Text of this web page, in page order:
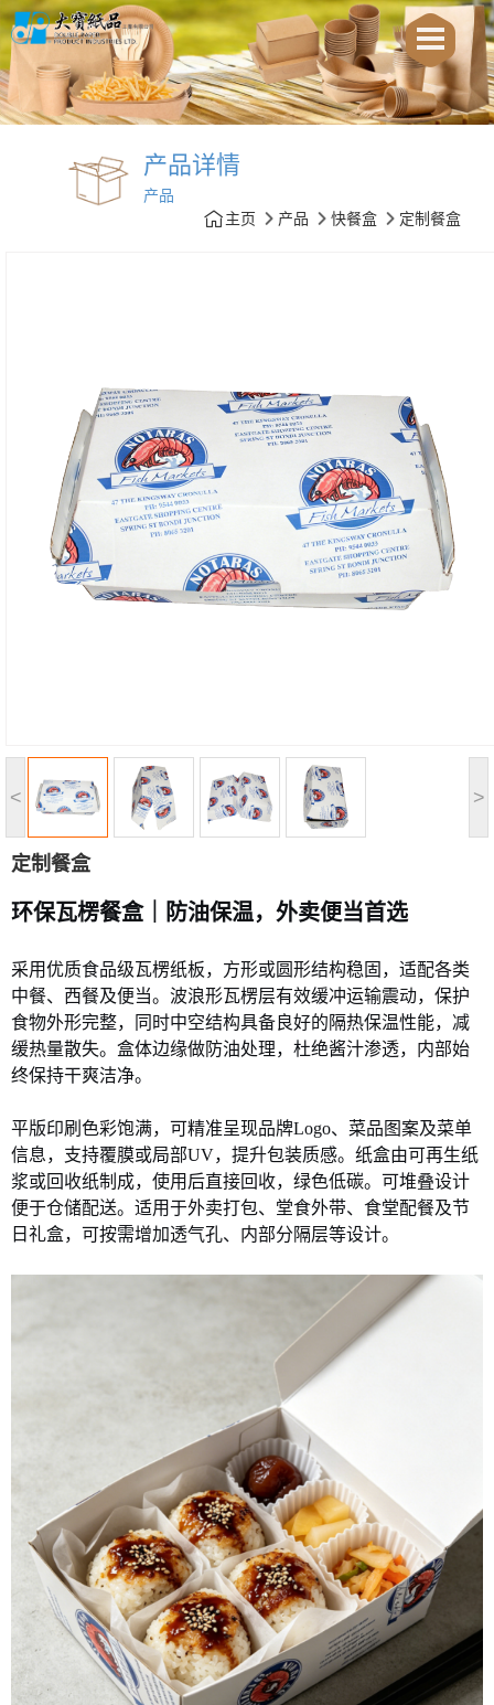
产品详情
产品
主页
产品 快餐盒 定制餐盒
< >
定制餐盒
环保瓦楞餐盒｜防油保温，外卖便当首选
采用优质食品级瓦楞纸板，方形或圆形结构稳固，适配各类
中餐、西餐及便当。波浪形瓦楞层有效缓冲运输震动，保护
食物外形完整，同时中空结构具备良好的隔热保温性能，减
缓热量散失。盒体边缘做防油处理，杜绝酱汁渗透，内部始
终保持干爽洁净。
平版印刷色彩饱满，可精准呈现品牌Logo、菜品图案及菜单
信息，支持覆膜或局部UV，提升包装质感。纸盒由可再生纸
浆或回收纸制成，使用后直接回收，绿色低碳。可堆叠设计
便于仓储配送。适用于外卖打包、堂食外带、食堂配餐及节
日礼盒，可按需增加透气孔、内部分隔层等设计。